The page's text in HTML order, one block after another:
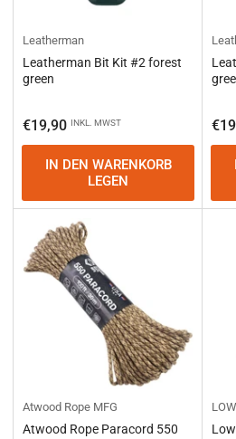
Leatherman
Leatherman Bit Kit #2 forest
green
Normaler
Preis
€19,90 INKL. MWST
IN DEN WARENKORB
LEGEN
Atwood Rope MFG
Atwood Rope Paracord 550